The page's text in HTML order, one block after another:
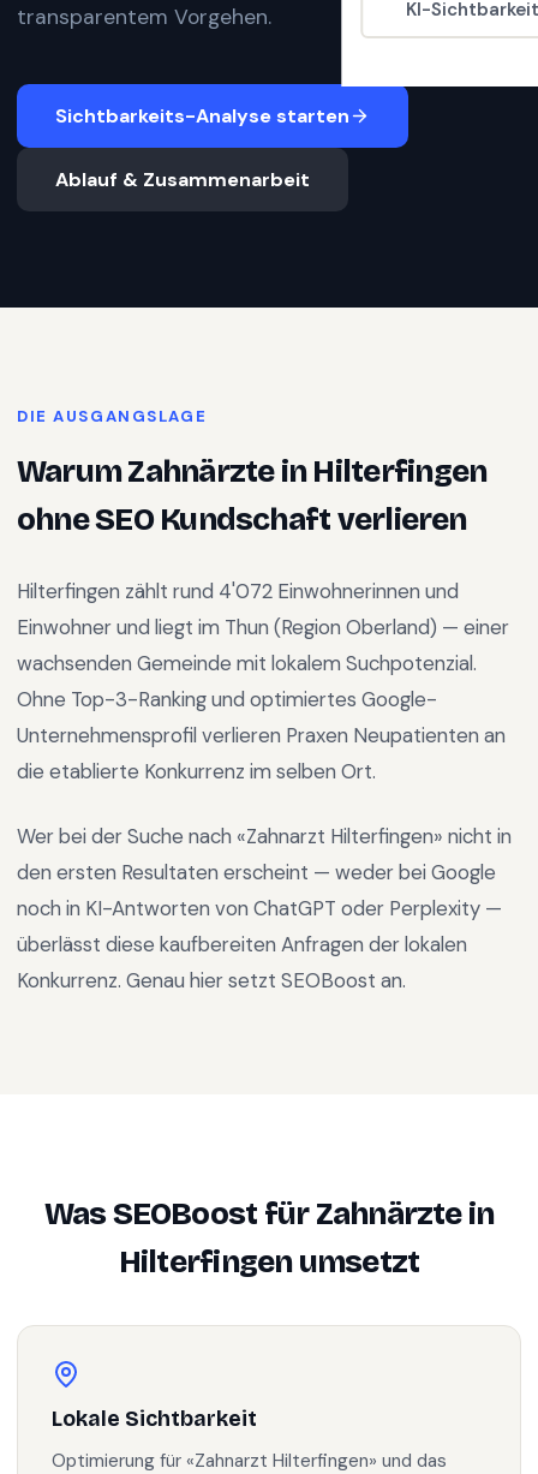
KI-
transparentem Vorgehen.
Sichtbarkeits-Analyse starten
Ablauf & Zusammenarbeit
DIE AUSGANGSLAGE
WarumZahnärzteinHilterfingen
ohne SEO Kundschaft verlieren
Hilterfingen zählt rund 4'072 Einwohnerinnen und
Einwohner und liegt im Thun (Region Oberland) — einer
wachsenden Gemeinde mit lokalem Suchpotenzial.
Ohne Top-3-Ranking und optimiertes Google-
Unternehmensprofil verlieren Praxen Neupatienten an
die etablierte Konkurrenz im selben Ort.
Wer bei der Suche nach «Zahnarzt Hilterfingen» nicht in
den ersten Resultaten erscheint — weder bei Google
noch in KI-Antworten von ChatGPT oder Perplexity —
überlässt diese kaufbereiten Anfragen der lokalen
Konkurrenz. Genau hier setzt SEOBoost an.
Was SEOBoost fürZahnärztein
Hilterfingenumsetzt
Lokale Sichtbarkeit
Optimierung für «Zahnarzt Hilterfingen» und das